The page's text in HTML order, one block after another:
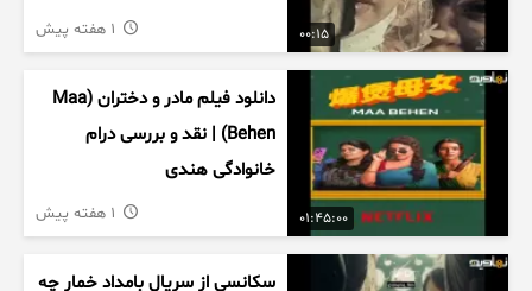
00:15
01:45:00
دانلود فیلم مادر و دختران (Maa
Behen) | نقد و بررسی درام
خانوادگی هندی
سکانسی از سریال بامداد خمار چه